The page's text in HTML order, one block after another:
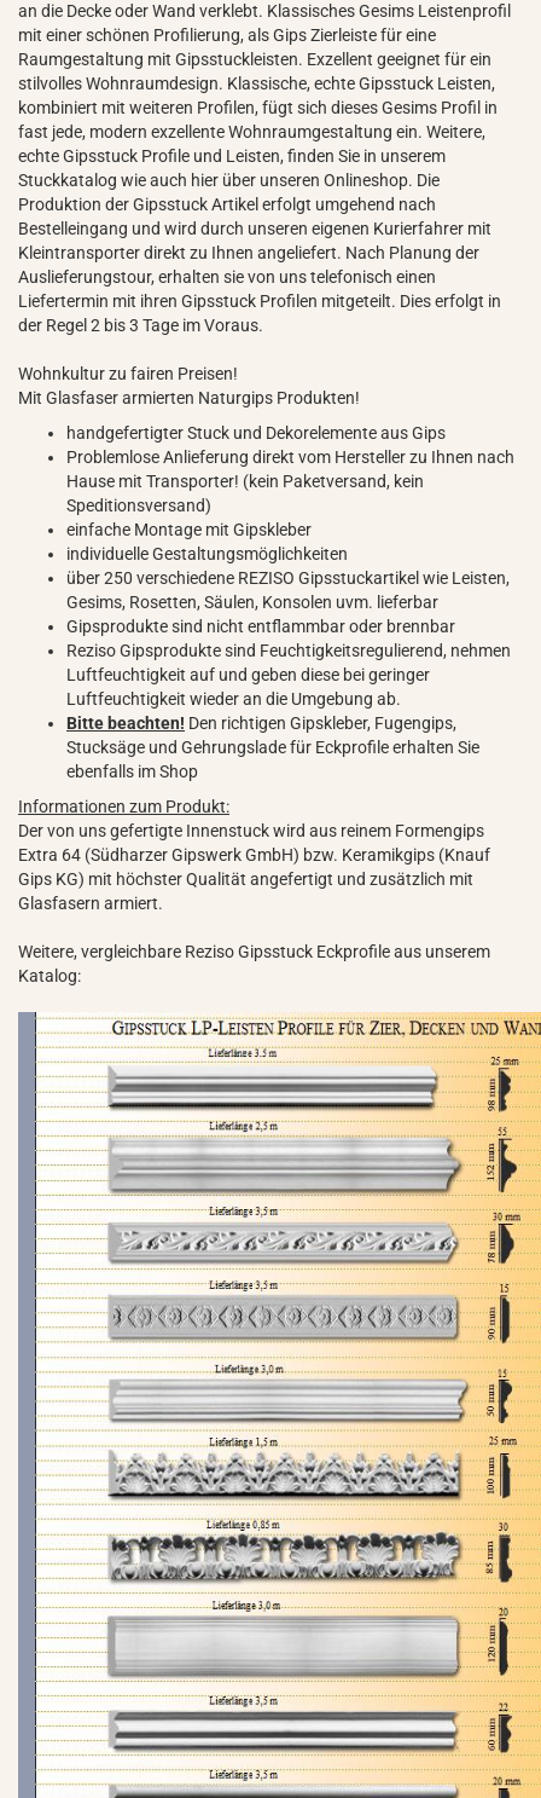
an die Decke oder Wand verklebt. Klassisches Gesims Leistenprofil
mit einer schönen Profilierung, als Gips Zierleiste für eine
Raumgestaltung mit Gipsstuckleisten. Exzellent geeignet für ein
stilvolles Wohnraumdesign. Klassische, echte Gipsstuck Leisten,
kombiniert mit weiteren Profilen, fügt sich dieses Gesims Profil in
fast jede, modern exzellente Wohnraumgestaltung ein. Weitere,
echte Gipsstuck Profile und Leisten, finden Sie in unserem
Stuckkatalog wie auch hier über unseren Onlineshop. Die
Produktion der Gipsstuck Artikel erfolgt umgehend nach
Bestelleingang und wird durch unseren eigenen Kurierfahrer mit
Kleintransporter direkt zu Ihnen angeliefert. Nach Planung der
Auslieferungstour, erhalten sie von uns telefonisch einen
Liefertermin mit ihren Gipsstuck Profilen mitgeteilt. Dies erfolgt in
der Regel 2 bis 3 Tage im Voraus.
Wohnkultur zu fairen Preisen!
Mit Glasfaser armierten Naturgips Produkten!
handgefertigter Stuck und Dekorelemente aus Gips
Problemlose Anlieferung direkt vom Hersteller zu Ihnen nach
Hause mit Transporter! (kein Paketversand, kein
Speditionsversand)
einfache Montage mit Gipskleber
individuelle Gestaltungsmöglichkeiten
über 250 verschiedene REZISO Gipsstuckartikel wie Leisten,
Gesims, Rosetten, Säulen, Konsolen uvm. lieferbar
Gipsprodukte sind nicht entflammbar oder brennbar
Reziso Gipsprodukte sind Feuchtigkeitsregulierend, nehmen
Luftfeuchtigkeit auf und geben diese bei geringer
Luftfeuchtigkeit wieder an die Umgebung ab.
Bitte beachten! Den richtigen Gipskleber, Fugengips,
Stucksäge und Gehrungslade für Eckprofile erhalten Sie
ebenfalls im Shop
Informationen zum Produkt:
Der von uns gefertigte Innenstuck wird aus reinem Formengips
Extra 64 (Südharzer Gipswerk GmbH) bzw. Keramikgips (Knauf
Gips KG) mit höchster Qualität angefertigt und zusätzlich mit
Glasfasern armiert.
Weitere, vergleichbare Reziso Gipsstuck Eckprofile aus unserem
Katalog: